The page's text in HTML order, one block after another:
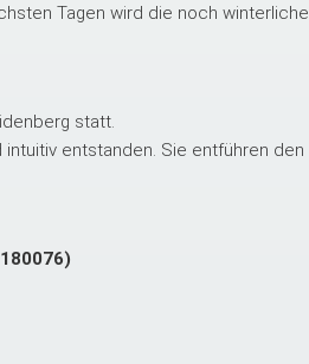
Tagen wird die noch winterliche
statt.
entstanden. Sie entführen den
)